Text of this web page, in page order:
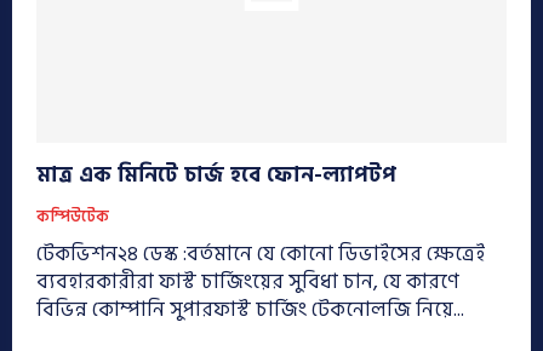
মাত্র এক মিনিটে চার্জ হবে ফোন-ল্যাপটপ
কম্পিউটেক
টেকভিশন২৪ ডেস্ক :বর্তমানে যে কোনো ডিভাইসের ক্ষেত্রেই
ব্যবহারকারীরা ফাস্ট চার্জিংয়ের সুবিধা চান, যে কারণে
বিভিন্ন কোম্পানি সুপারফাস্ট চার্জিং টেকনোলজি নিয়ে...